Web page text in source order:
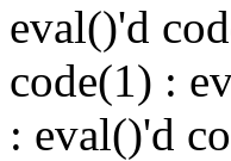
eval()'d
code(1) :
: eval()'d